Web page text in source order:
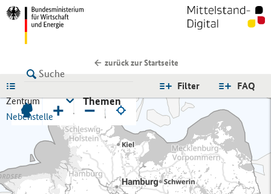
zurück zur Startseite
FAQ
Filter
Zentrum
Nebenstelle
Themen
+ −